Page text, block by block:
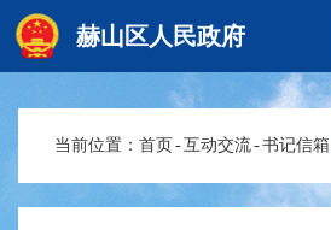
赫山区人民政府
赫山首页
当前位置： 首页 -互动交流-书记信箱